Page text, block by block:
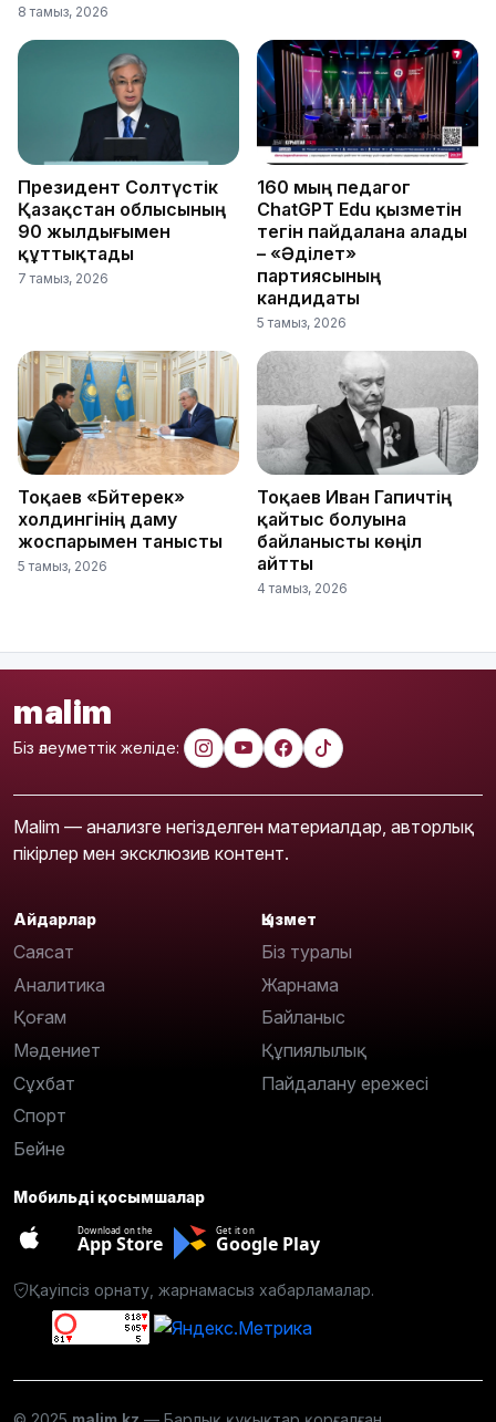
8 тамыз, 2026
Президент Солтүстік
Қазақстан облысының
90 жылдығымен
құттықтады
7 тамыз, 2026
160 мың педагог
ChatGPT Edu қызметін
тегін пайдалана алады
– «Әділет»
партиясының
кандидаты
5 тамыз, 2026
Тоқаев «Бәйтерек»
холдингінің даму
жоспарымен танысты
5 тамыз, 2026
Тоқаев Иван Гапичтің
қайтыс болуына
байланысты көңіл
айтты
4 тамыз, 2026
malim
Біз әлеуметтік желіде:
Malim — анализге негізделген материалдар, авторлық
пікірлер мен эксклюзив контент.
Айдарлар
Саясат
Аналитика
Қоғам
Мәдениет
Сұхбат
Спорт
Бейне
Қызмет
Біз туралы
Жарнама
Байланыс
Құпиялылық
Пайдалану ережесі
Мобильді қосымшалар
Download on the
App Store
Get it on
Google Play
Қауіпсіз орнату, жарнамасыз хабарламалар.